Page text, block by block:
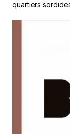
quartiers